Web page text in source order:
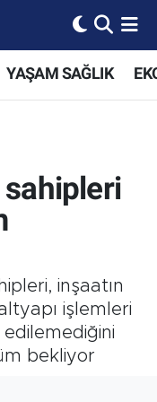
YAŞAM SAĞLIK
sahipleri
inşaatın
işlemleri
bekliyor